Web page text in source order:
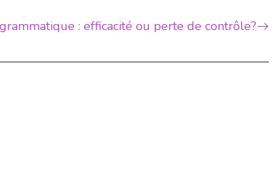
: efficacité ou perte de contrôle?